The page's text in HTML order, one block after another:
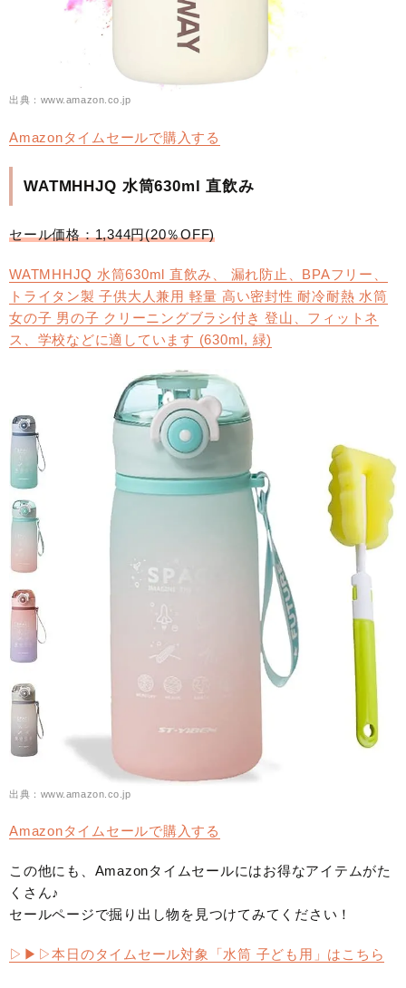
出典：www.amazon.co.jp
Amazonタイムセールで購入する
WATMHHJQ 水筒630ml 直飲み
セール価格：1,344円(20％OFF)
WATMHHJQ 水筒630ml 直飲み、 漏れ防止、BPAフリー、
トライタン製 子供大人兼用 軽量 高い密封性 耐冷耐熱 水筒
女の子 男の子 クリーニングブラシ付き 登山、フィットネ
ス、学校などに適しています (630ml, 緑)
出典：www.amazon.co.jp
Amazonタイムセールで購入する
この他にも、Amazonタイムセールにはお得なアイテムがた
くさん♪
セールページで掘り出し物を見つけてみてください！
▷▶︎▷本日のタイムセール対象「水筒 子ども用」はこちら